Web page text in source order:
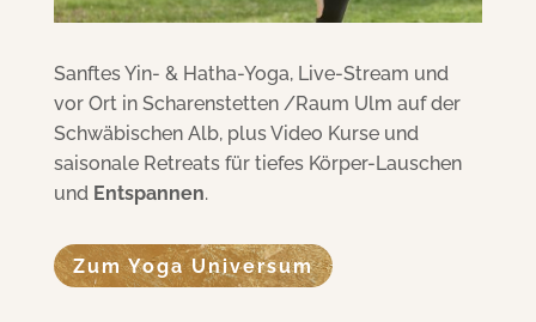
Sanftes Yin- & Hatha-Yoga, Live-Stream und
vor Ort in Scharenstetten /Raum Ulm auf der
Schwäbischen Alb, plus Video Kurse und
saisonale Retreats für tiefes Körper-Lauschen
und Entspannen.
Zum Yoga Universum